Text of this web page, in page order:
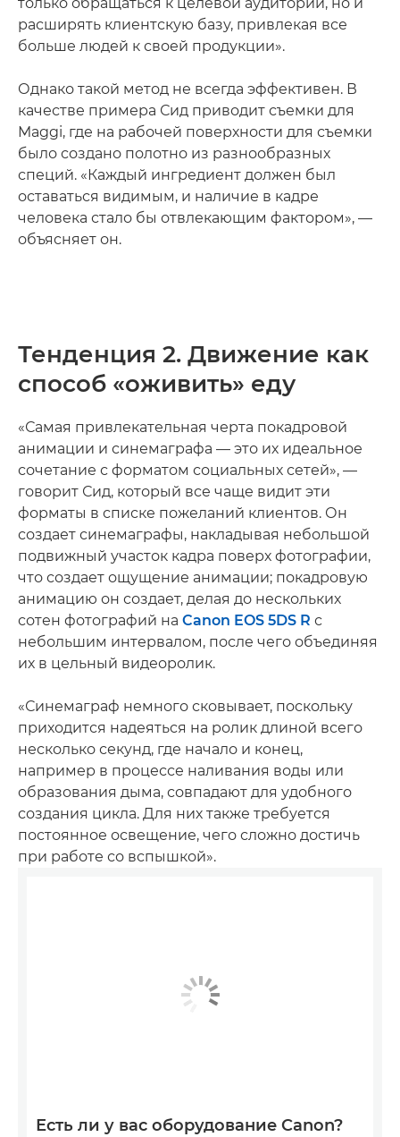
расширять клиентскую базу, привлекая все
больше людей к своей продукции».
Однако такой метод не всегда эффективен. В
качестве примера Сид приводит съемки для
Maggi, где на рабочей поверхности для съемки
было создано полотно из разнообразных
специй. «Каждый ингредиент должен был
оставаться видимым, и наличие в кадре
человека стало бы отвлекающим фактором», —
объясняет он.
Тенденция 2. Движение как
способ «оживить» еду
«Самая привлекательная черта покадровой
анимации и синемаграфа — это их идеальное
сочетание с форматом социальных сетей», —
говорит Сид, который все чаще видит эти
форматы в списке пожеланий клиентов. Он
создает синемаграфы, накладывая небольшой
подвижный участок кадра поверх фотографии,
что создает ощущение анимации; покадровую
анимацию он создает, делая до нескольких
сотен фотографий на Canon EOS 5DS R с
небольшим интервалом, после чего объединяя
их в цельный видеоролик.
«Синемаграф немного сковывает, поскольку
приходится надеяться на ролик длиной всего
несколько секунд, где начало и конец,
например в процессе наливания воды или
образования дыма, совпадают для удобного
создания цикла. Для них также требуется
постоянное освещение, чего сложно достичь
при работе со вспышкой».
Есть ли у вас оборудование Canon?